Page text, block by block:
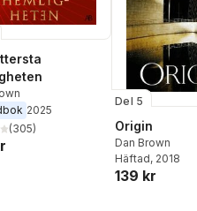
2025
5 stjärnor. Totalt antal röster:
(305)
Del 5
Origin
Dan Brown
Häftad, 2018
139 kr